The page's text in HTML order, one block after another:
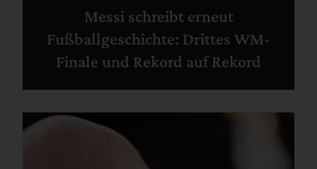
Messi schreibt erneut
Fußballgeschichte: Drittes WM-
Finale und Rekord auf Rekord